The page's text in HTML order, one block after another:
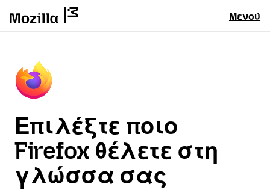
Μενού
Επιλέξτε ποιο
Firefox θέλετε στη
γλώσσα σας